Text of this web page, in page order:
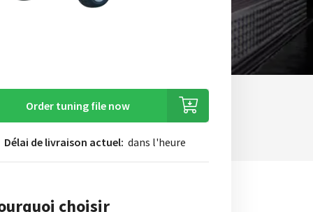
Order tuning file now
Délai de livraison actuel: dans l'heure
choisir